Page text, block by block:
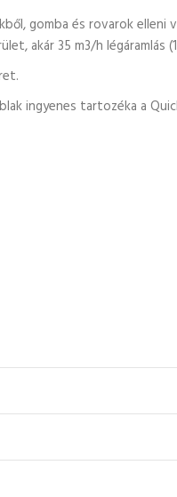
gomba és rovarok elleni
akár 35 m3/h légáramlás
ingyenes tartozéka a